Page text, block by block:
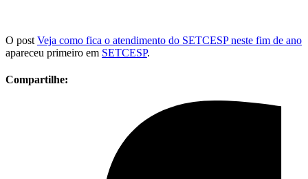
O post Veja como fica o atendimento do SETCESP neste fim de ano
apareceu primeiro em SETCESP.
Compartilhe: